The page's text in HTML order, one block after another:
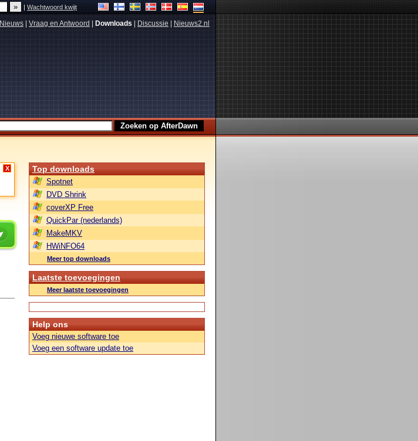
|Wachtwoord kwijt
Nieuws Vraag en Antwoord Downloads Discussie Nieuws2.nl
X Top downloads
Spotnet
DVD Shrink
coverXP Free
QuickPar (nederlands)
MakeMKV
HWiNFO64
Meer top downloads
Laatste toevoegingen
Meer laatste toevoegingen
Help ons
Voeg nieuwe software toe
Voeg een software update toe